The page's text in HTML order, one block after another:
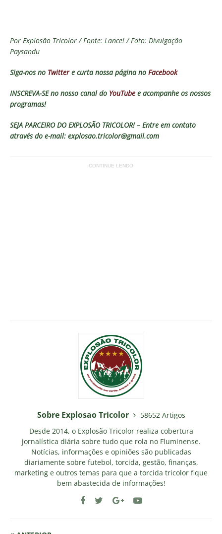
Por Explosão Tricolor / Fonte: Lance! / Foto: Divulgação
Paysandu
Siga-nos no Twittere curta nossa página no Facebook
INSCREVA-SE no nosso canal do YouTube e acompanhe os nossos
programas!
SEJA PARCEIRO DO EXPLOSÃO TRICOLOR! – Entre em contato
através do e-mail: explosao.tricolor@gmail.com
CONTINUE LENDO
Sobre Explosao Tricolor
58652 Artigos
Desde 2014, o Explosão Tricolor realiza cobertura
jornalística diária sobre tudo que rola no Fluminense.
Notícias, informações e opiniões são publicadas
diariamente sobre futebol, torcida, gestão, finanças,
marketing e outros temas para que a torcida tricolor fique
bem abastecida de informações!